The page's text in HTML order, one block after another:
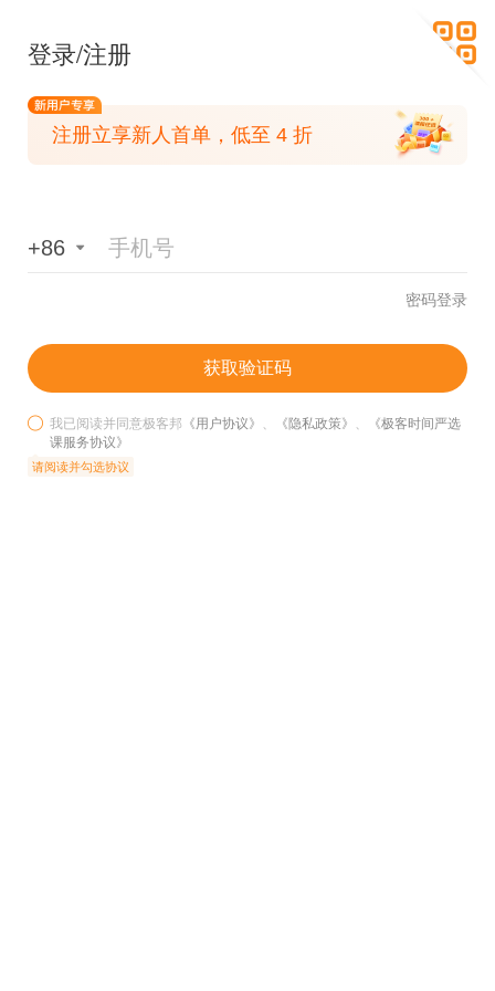
登录/注册
注册立享新人首单，低至 4 折
+86 
密码登录
获取验证码
我已阅读并同意极客邦 《用户协议》 、 《隐私政策》 、
《极客时间严选
课服务协议》
请阅读并勾选协议